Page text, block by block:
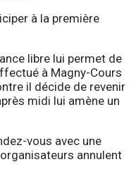
à la première
libre lui permet de
à Magny-Cours
il décide de revenir
midi lui amène un
vous avec une
annulent